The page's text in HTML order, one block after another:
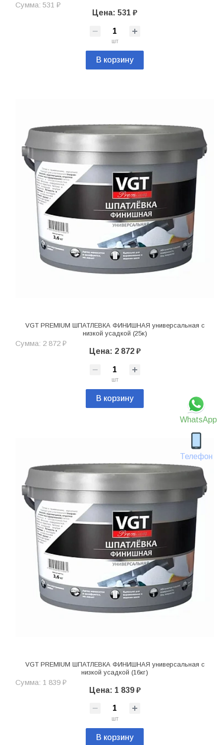
WhatsApp
Телефон
Сумма: 531 ₽
Цена: 531 ₽
шт
В корзину
VGT PREMIUM ШПАТЛЕВКА ФИНИШНАЯ универсальная с
низкой усадкой (25к)
Сумма: 2 872 ₽
Цена: 2 872 ₽
шт
В корзину
VGT PREMIUM ШПАТЛЕВКА ФИНИШНАЯ универсальная с
низкой усадкой (16кг)
Сумма: 1 839 ₽
Цена: 1 839 ₽
шт
В корзину